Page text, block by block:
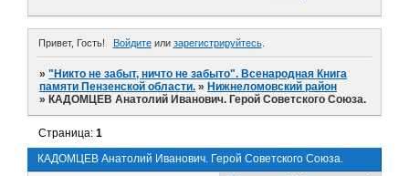
Привет, Гость! Войдитеили зарегистрируйтесь.
»"Никто не забыт, ничто не забыто". Всенародная Книга
памяти Пензенской области. » Нижнеломовский район
» КАДОМЦЕВ Анатолий Иванович. Герой Советского Союза.
КАДОМЦЕВ Анатолий Иванович. Герой Советского Союза.
Страница:1